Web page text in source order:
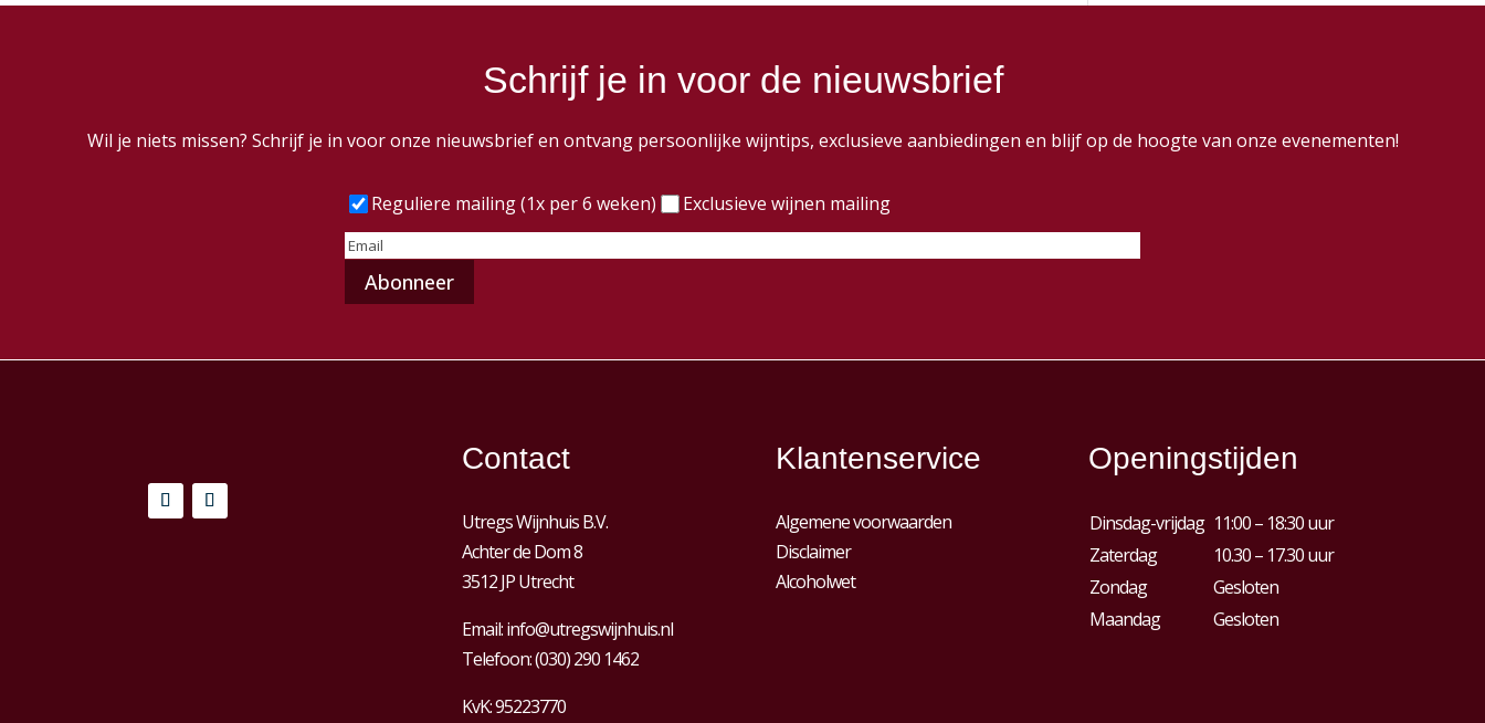
Schrijf je in voor de nieuwsbrief
Wil je niets missen? Schrijf je in voor onze nieuwsbrief en ontvang persoonlijke wijntips, exclusieve aanbiedingen en blijf op de hoogte van onze evenementen!
Frequentie(Vereist)
Reguliere mailing (1x per 6 weken)
Exclusieve wijnen mailing
E-
mailadres(Vereist)
Contact
Utregs Wijnhuis B.V.
Achter de Dom 8
3512 JP Utrecht
Email:info@utregswijnhuis.nl
Telefoon:(030) 290 1462
KvK:95223770
Klantenservice
Algemene voorwaarden
Disclaimer
Alcoholwet
Openingstijden
Dinsdag-vrijdag 11:00 – 18:30 uur
Zaterdag
10.30 – 17.30 uur
Zondag
Gesloten
Maandag
Gesloten